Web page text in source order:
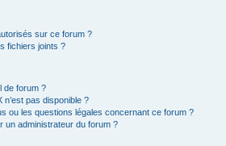
sur ce forum ?
fichiers joints ?
de forum ?
n’est pas disponible ?
ou les questions légales concernant ce forum ?
un administrateur du forum ?